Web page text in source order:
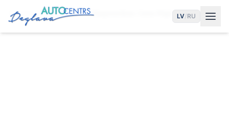
LV/RU
Sākums Pakalpojumi Diagnostikas Cena Rīgā